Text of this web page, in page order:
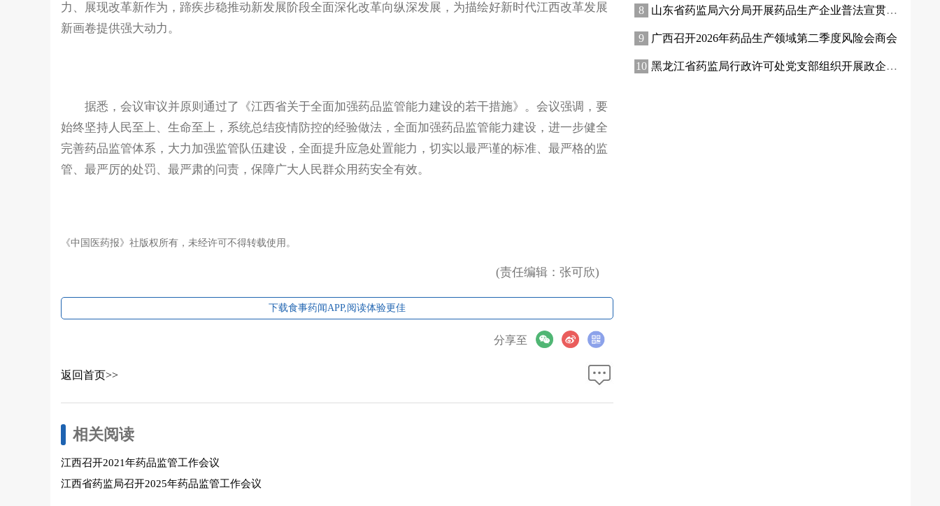
力、展现改革新作为，蹄疾步稳推动新发展阶段全面深化改革向纵深发展，为描绘好新时代江西改革发展
新画卷提供强大动力。
据悉，会议审议并原则通过了《江西省关于全面加强药品监管能力建设的若干措施》。会议强调，要
始终坚持人民至上、生命至上，系统总结疫情防控的经验做法，全面加强药品监管能力建设，进一步健全
完善药品监管体系，大力加强监管队伍建设，全面提升应急处置能力，切实以最严谨的标准、最严格的监
管、最严厉的处罚、最严肃的问责，保障广大人民群众用药安全有效。
《中国医药报》社版权所有，未经许可不得转载使用。
(责任编辑：张可欣)
下载食事药闻APP,阅读体验更佳
分享至
返回首页>>
相关阅读
江西召开2021年药品监管工作会议
江西省药监局召开2025年药品监管工作会议
山东省药监局六分局开展药品生产企业普法宣贯暨质量管理提升座谈交流活动
广西召开2026年药品生产领域第二季度风险会商会
黑龙江省药监局行政许可处党支部组织开展政企联合主题党日活动